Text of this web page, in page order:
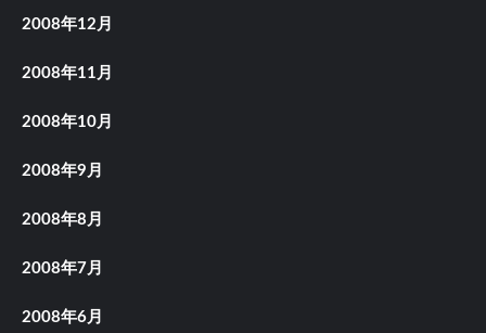
2008年12月
2008年11月
2008年10月
2008年9月
2008年8月
2008年7月
2008年6月